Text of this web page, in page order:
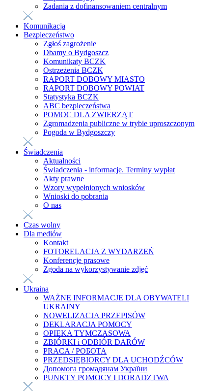
Zadania z dofinansowaniem centralnym
Komunikacja
Bezpieczeństwo
Zgłoś zagrożenie
Dbamy o Bydgoszcz
Komunikaty BCZK
Ostrzeżenia BCZK
RAPORT DOBOWY MIASTO
RAPORT DOBOWY POWIAT
Statystyka BCZK
ABC bezpieczeństwa
POMOC DLA ZWIERZĄT
Zgromadzenia publiczne w trybie uproszczonym
Pogoda w Bydgoszczy
Świadczenia
Aktualności
Świadczenia - informacje. Terminy wypłat
Akty prawne
Wzory wypełnionych wniosków
Wnioski do pobrania
O nas
Czas wolny
Dla mediów
Kontakt
FOTORELACJA Z WYDARZEŃ
Konferencje prasowe
Zgoda na wykorzystywanie zdjęć
Ukraina
WAŻNE INFORMACJE DLA OBYWATELI
UKRAINY
NOWELIZACJA PRZEPISÓW
DEKLARACJA POMOCY
OPIEKA TYMCZASOWA
ZBIÓRKI i ODBIÓR DARÓW
PRACA / РОБОТА
PRZEDSIĘBIORCY DLA UCHODŹCÓW
Допомога громадянам України
PUNKTY POMOCY I DORADZTWA